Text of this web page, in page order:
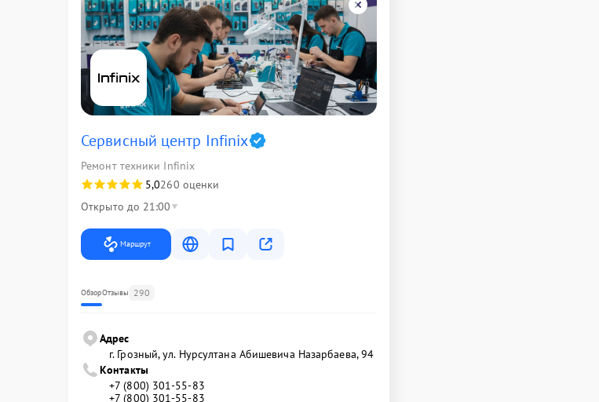
Сервисный центр Infinix
Ремонт техники Infinix
5,0260 оценки
Открыто до 21:00
Маршрут
ОбзорОтзывы 290
Адрес
г. Грозный, ул. Нурсултана Абишевича Назарбаева, 94
Контакты
+7 (800) 301-55-83
+7 (800) 301-55-83